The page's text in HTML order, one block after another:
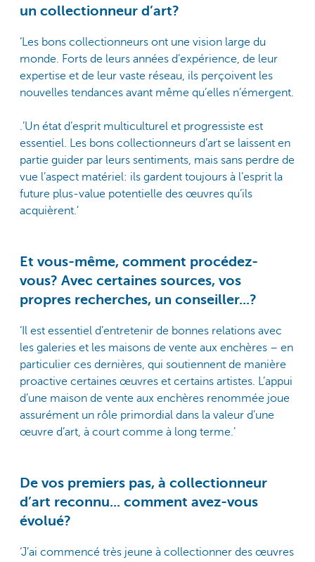
un collectionneur d’art?
‘Les bons collectionneurs ont une vision large du
monde. Forts de leurs années d’expérience, de leur
expertise et de leur vaste réseau, ils perçoivent les
nouvelles tendances avant même qu’elles n’émergent.
.’Un état d’esprit multiculturel et progressiste est
essentiel. Les bons collectionneurs d’art se laissent en
partie guider par leurs sentiments, mais sans perdre de
vue l’aspect matériel: ils gardent toujours à l’esprit la
future plus-value potentielle des œuvres qu’ils
acquièrent.'
Et vous-même, comment procédez-
vous? Avec certaines sources, vos
propres recherches, un conseiller...?
‘Il est essentiel d’entretenir de bonnes relations avec
les galeries et les maisons de vente aux enchères – en
particulier ces dernières, qui soutiennent de manière
proactive certaines œuvres et certains artistes. L’appui
d’une maison de vente aux enchères renommée joue
assurément un rôle primordial dans la valeur d’une
œuvre d’art, à court comme à long terme.’
De vos premiers pas, à collectionneur
d’art reconnu... comment avez-vous
évolué?
‘J’ai commencé très jeune à collectionner des œuvres